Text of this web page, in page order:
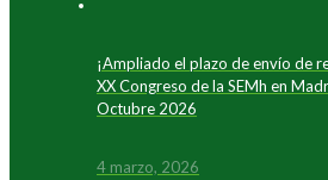
¡Ampliado el plazo de envío de
XX Congreso de la SEMh en
Octubre 2026
4 marzo, 2026